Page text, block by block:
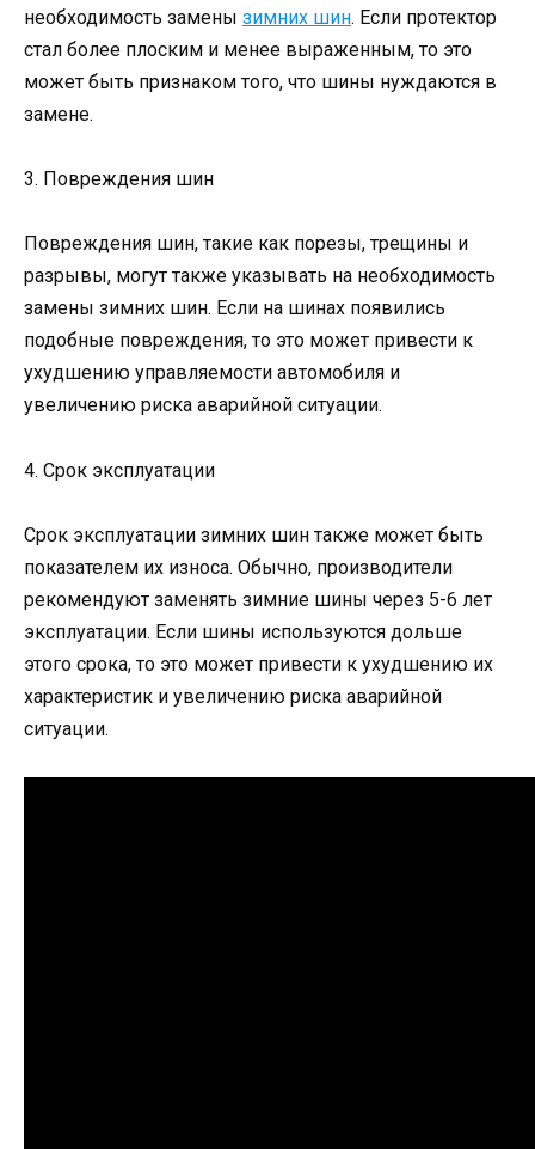
необходимость замены зимних шин. Если протектор
стал более плоским и менее выраженным, то это
может быть признаком того, что шины нуждаются в
замене.
3. Повреждения шин
Повреждения шин, такие как порезы, трещины и
разрывы, могут также указывать на необходимость
замены зимних шин. Если на шинах появились
подобные повреждения, то это может привести к
ухудшению управляемости автомобиля и
увеличению риска аварийной ситуации.
4. Срок эксплуатации
Срок эксплуатации зимних шин также может быть
показателем их износа. Обычно, производители
рекомендуют заменять зимние шины через 5-6 лет
эксплуатации. Если шины используются дольше
этого срока, то это может привести к ухудшению их
характеристик и увеличению риска аварийной
ситуации.